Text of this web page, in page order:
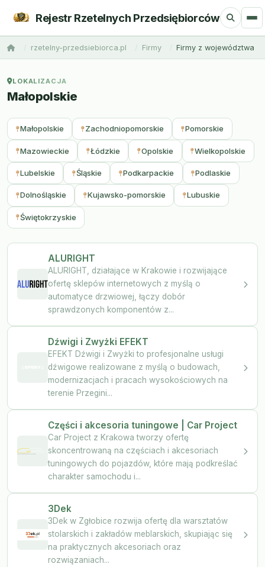
Rejestr Rzetelnych Przedsiębiorców
rzetelny-przedsiebiorca.pl Firmy Firmy z województwa
LOKALIZACJA
Małopolskie
Małopolskie Zachodniopomorskie Pomorskie
Mazowieckie Łódzkie Opolskie Wielkopolskie
Lubelskie Śląskie Podkarpackie Podlaskie
Dolnośląskie Kujawsko-pomorskie Lubuskie
Świętokrzyskie
ALURIGHT
ALURIGHT, działające w Krakowie i rozwijające
ofertę sklepów internetowych z myślą o
automatyce drzwiowej, łączy dobór
sprawdzonych komponentów z...
Dźwigi i Zwyżki EFEKT
EFEKT Dźwigi i Zwyżki to profesjonalne usługi
dźwigowe realizowane z myślą o budowach,
modernizacjach i pracach wysokościowych na
terenie Przegini...
Części i akcesoria tuningowe | Car Project
Car Project z Krakowa tworzy ofertę
skoncentrowaną na częściach i akcesoriach
tuningowych do pojazdów, które mają podkreślać
charakter samochodu i...
3Dek
3Dek w Zgłobice rozwija ofertę dla warsztatów
stolarskich i zakładów meblarskich, skupiając się
na praktycznych akcesoriach oraz
rozwiązaniach...